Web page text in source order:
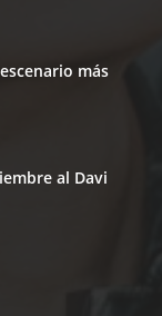
más
al Davi